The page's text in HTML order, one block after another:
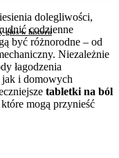
głos w historii
dolegliwości,
codzienne
być różnorodne – od
Niezależnie
łagodzenia
i domowych
tabletki na ból
które mogą przynieść